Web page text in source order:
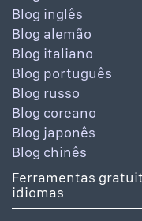
Blog inglês
Blog alemão
Blog italiano
Blog português
Blog russo
Blog coreano
Blog japonês
Blog chinês
Ferramentas
idiomas